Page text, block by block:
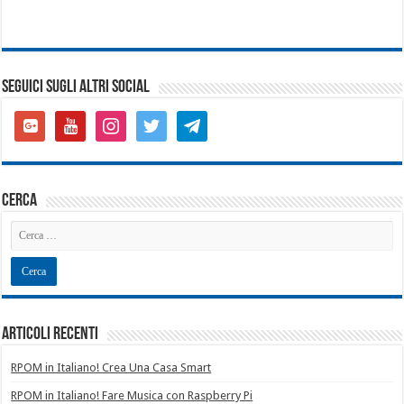
SEGUICI SUGLI ALTRI SOCIAL
google-
plus-
youtube instagramtwitter telegram
cerca
Articoli recenti
RPOM in Italiano! Crea Una Casa Smart
RPOM in Italiano! Fare Musica con Raspberry Pi